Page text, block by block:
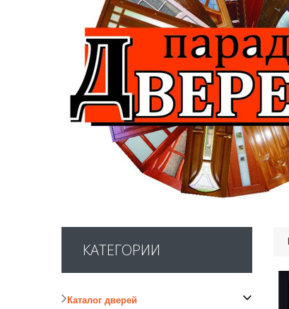
КАТЕГОРИИ
Каталог дверей